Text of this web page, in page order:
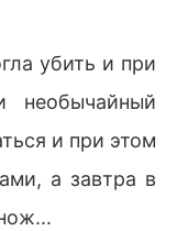
убить и при
необычайный
и при этом
а завтра в